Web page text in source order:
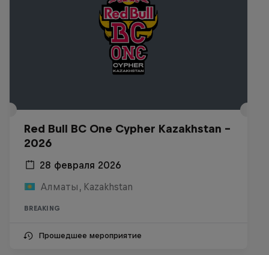
Red Bull BC One Cypher Kazakhstan –
2026
28 февраля 2026
Алматы, Kazakhstan
BREAKING
Прошедшее мероприятие